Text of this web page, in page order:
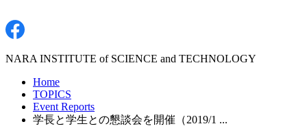
NARA INSTITUTE of SCIENCE and TECHNOLOGY
Home
TOPICS
Event Reports
学長と学生との懇談会を開催（2019/1 ...